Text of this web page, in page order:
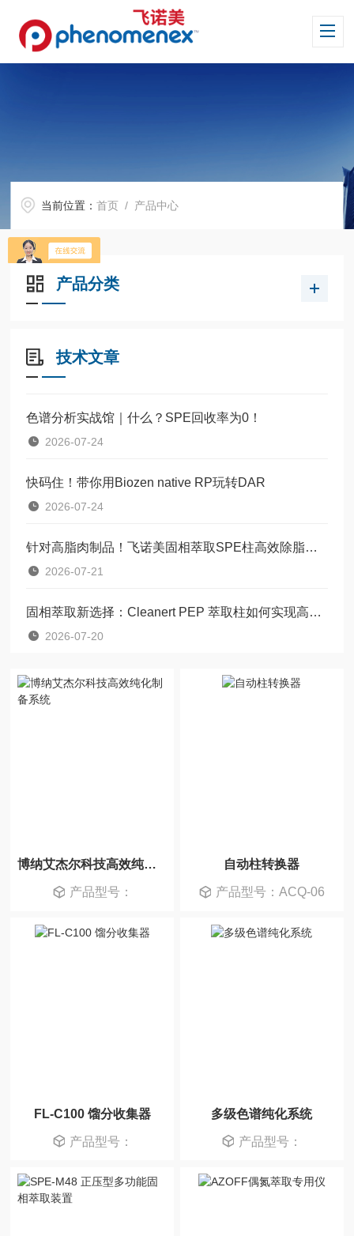
当前位置：首页 / 产品中心
产品分类
技术文章
色谱分析实战馆｜什么？SPE回收率为0！
2026-07-24
快码住！带你用Biozen native RP玩转DAR
2026-07-24
针对高脂肉制品！飞诺美固相萃取SPE柱高效除脂净化方案
2026-07-21
固相萃取新选择：Cleanert PEP 萃取柱如何实现高效样品前处理?
2026-07-20
博纳艾杰尔科技高效纯化制备系统
产品型号：
自动柱转换器
产品型号：ACQ-06
FL-C100 馏分收集器
产品型号：
多级色谱纯化系统
产品型号：